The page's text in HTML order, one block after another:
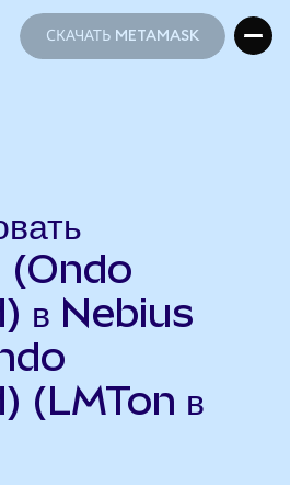
СКАЧАТЬ METAMASK
(Ondo
в Nebius
(LMTon в